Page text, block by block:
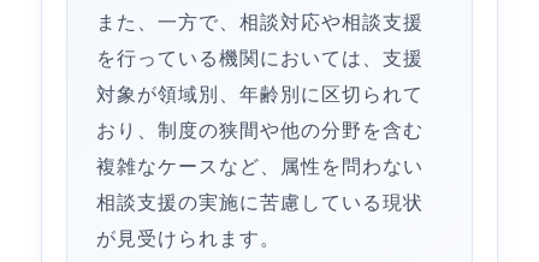
また、一方で、相談対応や相談支援
を行っている機関においては、支援
対象が領域別、年齢別に区切られて
おり、制度の狭間や他の分野を含む
複雑なケースなど、属性を問わない
相談支援の実施に苦慮している現状
が見受けられます。